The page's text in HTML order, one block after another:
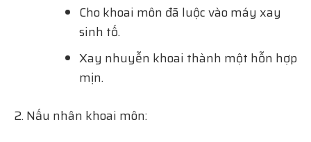
Cho khoai môn đã luộc vào máy xay
sinh tố.
Xay nhuyễn khoai thành một hỗn hợp
mịn.
Nấu nhân khoai môn: